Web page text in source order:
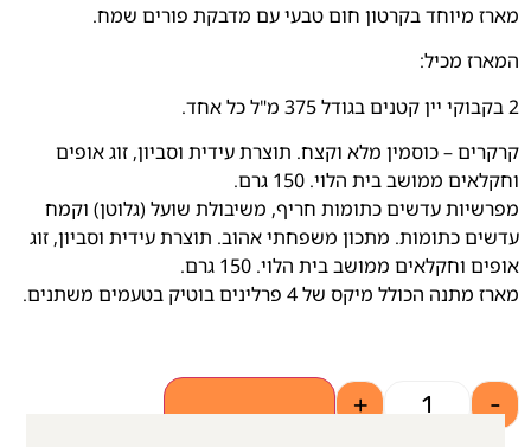
מארז מיוחד בקרטון חום טבעי עם מדבקת פורים שמח.
המארז מכיל:
2 בקבוקי יין קטנים בגודל 375 מ"ל כל אחד.
קרקרים – כוסמין מלא וקצח. תוצרת עידית וסביון, זוג אופים
וחקלאים ממושב בית הלוי. 150 גרם.
מפרשיות עדשים כתומות חריף, משיבולת שועל (גלוטן) וקמח
עדשים כתומות. מתכון משפחתי אהוב. תוצרת עידית וסביון, זוג
אופים וחקלאים ממושב בית הלוי. 150 גרם.
מארז מתנה הכולל מיקס של 4 פרלינים בוטיק בטעמים משתנים.
-
+